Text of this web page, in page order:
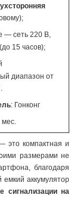
— сеть 220 В,
15 часов);
диапазон от
: Гонконг
мес.
это компактная и
размерами не
благодаря
емкий аккумулятор
сигнализации на